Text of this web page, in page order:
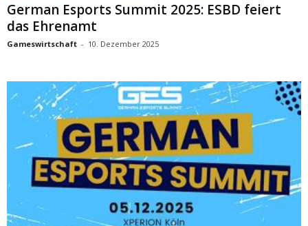
German Esports Summit 2025: ESBD feiert
das Ehrenamt
Gameswirtschaft - 10. Dezember 2025